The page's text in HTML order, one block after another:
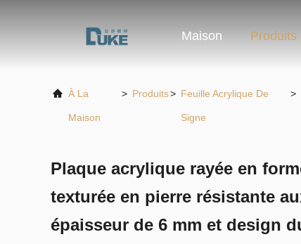
Maison Produits
À La
Maison
> Produits> Feuille Acrylique De
Signe
>
Plaque acrylique rayée en
texturée en pierre résistante
épaisseur de 6 mm et design